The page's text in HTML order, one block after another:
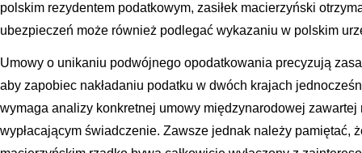
polskim rezydentem podatkowym, zasiłek macierzyński
ubezpieczeń może również podlegać wykazaniu w polskim
Umowy o unikaniu podwójnego opodatkowania precyzują
aby zapobiec nakładaniu podatku w dwóch krajach
wymaga analizy konkretnej umowy międzynarodowej zawartej
wypłacającym świadczenie. Zawsze jednak należy pamiętać,